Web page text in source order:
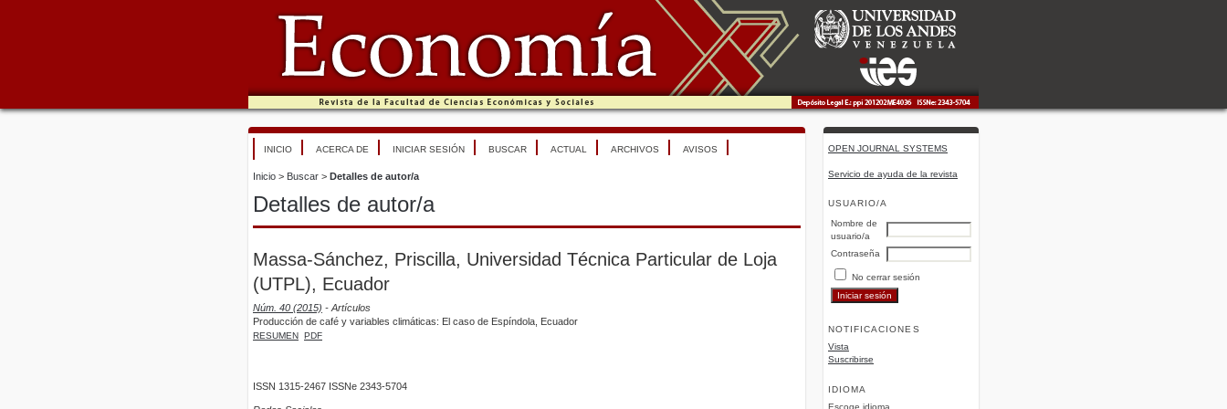
OPEN JOURNAL SYSTEMS
Servicio de ayuda de la revista
USUARIO/A
Nombre de
usuario/a
Contraseña
No cerrar sesión
NOTIFICACIONES
Vista
Suscribirse
IDIOMA
Escoge idioma
INICIO ACERCA DE INICIAR SESIÓN BUSCAR ACTUAL ARCHIVOS AVISOS
Inicio > Buscar > Detalles de autor/a
Detalles de autor/a
Massa-Sánchez, Priscilla, Universidad Técnica Particular de Loja
(UTPL), Ecuador
Núm. 40 (2015) - Artículos
Producción de café y variables climáticas: El caso de Espíndola, Ecuador
RESUMEN PDF
ISSN 1315-2467 ISSNe 2343-5704